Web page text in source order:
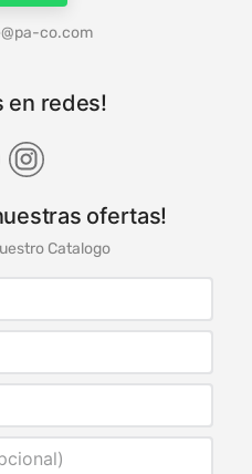
co.com
en redes!
ofertas!
Catalogo